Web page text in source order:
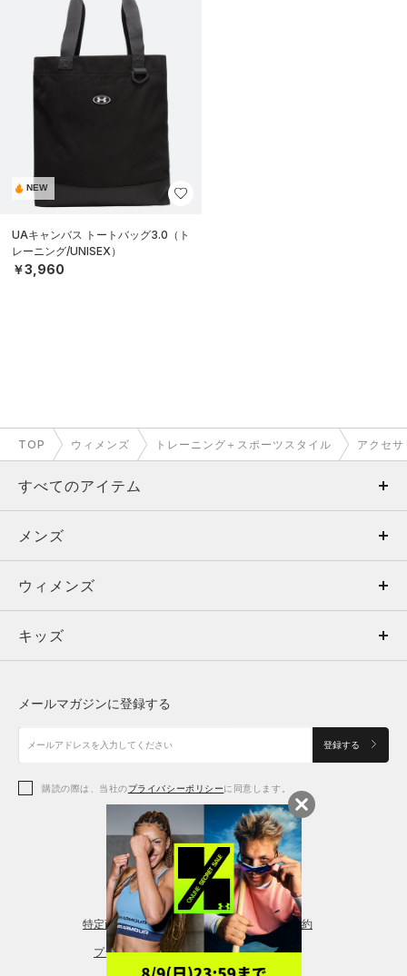
NEW
UAキャンバス トートバッグ3.0（ト
レーニング/UNISEX）
￥3,960
TOP ウィメンズ トレーニング＋スポーツスタイル アクセサ
すべてのアイテム
メンズ
ウィメンズ
キッズ
アクセサリー
メンズ
トップス
ボトムス
アクセサリー
ウィメンズ
トップス
シューズ
アクセサリー
レギンス＆タイツ
キッズ
シューズ
メールマガジンに登録する
登録する
購読の際は、当社のプライバシーポリシーに同意します。
特定商取引法に基づく通販の表記 会員規約
プライバシーポリシー